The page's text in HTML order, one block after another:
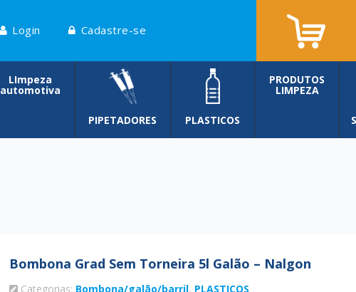
Login Cadastre-se
LImpeza
automotiva
PIPETADORES PLASTICOS
PRODUTOS
LIMPEZA
Bombona Grad Sem Torneira 5l Galão – Nalgon
Categorias: Bombona/galão/barril, PLASTICOS